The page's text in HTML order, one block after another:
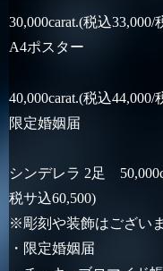
30,000carat.(税込33,000/
A4ポスター
40,000carat.(税込44,000/
限定婚姻届
シンデレラ 2足
税サ込60,500)
※彫刻や装飾はございま
・限定婚姻届